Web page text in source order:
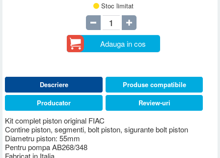
Stoc limitat
Adauga in cos
Descriere
Kit complet piston original FIAC
Contine piston, segmenti, bolt piston, sigurante bolt piston
Diametru piston: 55mm
Pentru pompa AB268/348
Fabricat in Italia
Produse compatibile
Producator
Review-uri